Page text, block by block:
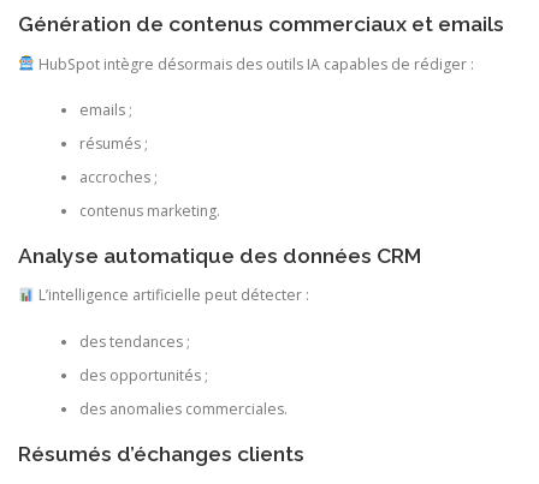
Génération de contenus commerciaux et emails
HubSpot intègre désormais des outils IA capables de rédiger :
emails ;
résumés ;
accroches ;
contenus marketing.
Analyse automatique des données CRM
L’intelligence artificielle peut détecter :
des tendances ;
des opportunités ;
des anomalies commerciales.
Résumés d’échanges clients